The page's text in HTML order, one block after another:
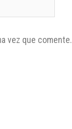
vez que comente.